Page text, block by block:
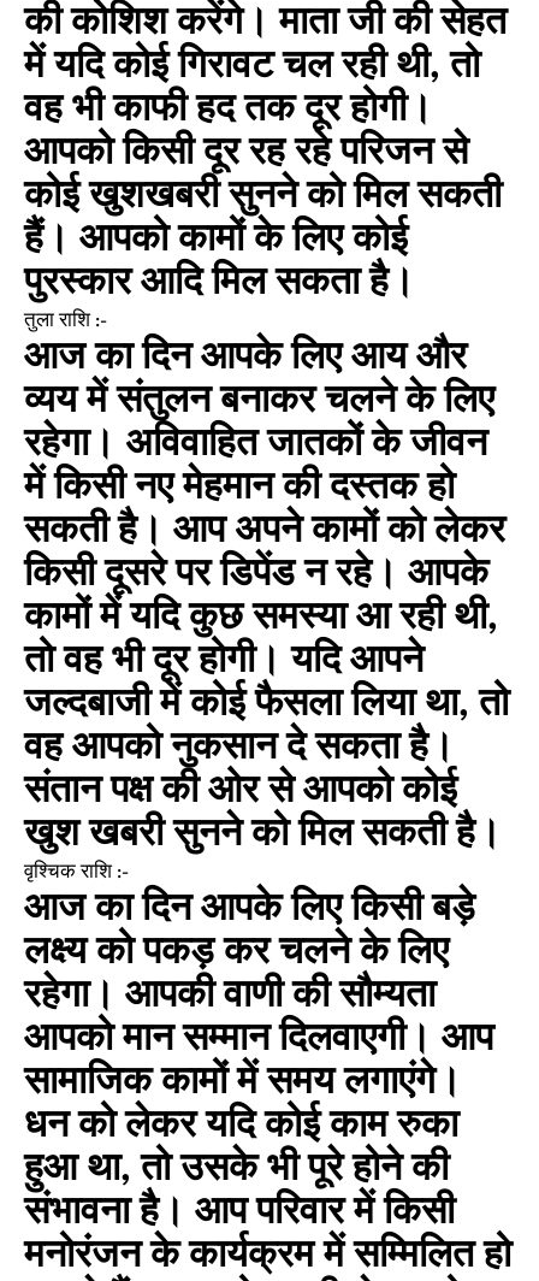
की कोशिश करेंगे। माता जी की सेहत
में यदि कोई गिरावट चल रही थी, तो
वह भी काफी हद तक दूर होगी।
आपको किसी दूर रह रहे परिजन से
कोई खुशखबरी सुनने को मिल सकती
हैं। आपको कामों के लिए कोई
पुरस्कार आदि मिल सकता है।
तुला राशि :-
आज का दिन आपके लिए आय और
व्यय में संतुलन बनाकर चलने के लिए
रहेगा। अविवाहित जातकों के जीवन
में किसी नए मेहमान की दस्तक हो
सकती है। आप अपने कामों को लेकर
किसी दूसरे पर डिपेंड न रहे। आपके
कामों में यदि कुछ समस्या आ रही थी,
तो वह भी दूर होगी। यदि आपने
जल्दबाजी में कोई फैसला लिया था, तो
वह आपको नुकसान दे सकता है।
संतान पक्ष की ओर से आपको कोई
खुश खबरी सुनने को मिल सकती है।
वृश्चिक राशि :-
आज का दिन आपके लिए किसी बड़े
लक्ष्य को पकड़ कर चलने के लिए
रहेगा। आपकी वाणी की सौम्यता
आपको मान सम्मान दिलवाएगी। आप
सामाजिक कामों में समय लगाएंगे।
धन को लेकर यदि कोई काम रुका
हुआ था, तो उसके भी पूरे होने की
संभावना है। आप परिवार में किसी
मनोरंजन के कार्यक्रम में सम्मिलित हो